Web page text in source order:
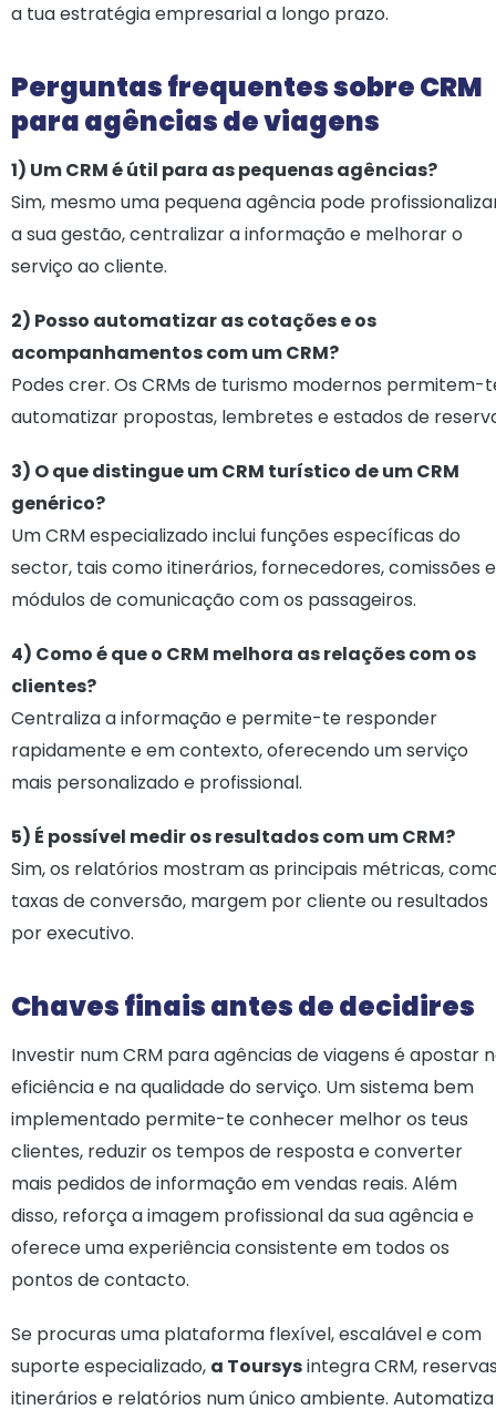
a tua estratégia empresarial a longo prazo.
Perguntas frequentes sobre CRM
para agências de viagens
1) Um CRM é útil para as pequenas agências?
Sim, mesmo uma pequena agência pode
a sua gestão, centralizar a informação e melhorar o
serviço ao cliente.
2) Posso automatizar as cotações e os
acompanhamentos com um CRM?
Podes crer. Os CRMs de turismo modernos permitem-
automatizar propostas, lembretes e estados de
3) O que distingue um CRM turístico de um CRM
genérico?
Um CRM especializado inclui funções específicas do
sector, tais como itinerários, fornecedores, comissões e
módulos de comunicação com os passageiros.
4) Como é que o CRM melhora as relações com os
clientes?
Centraliza a informação e permite-te responder
rapidamente e em contexto, oferecendo um serviço
mais personalizado e profissional.
5) É possível medir os resultados com um CRM?
Sim, os relatórios mostram as principais métricas,
taxas de conversão, margem por cliente ou resultados
por executivo.
Chaves finais antes de decidires
Investir num CRM para agências de viagens é apostar
eficiência e na qualidade do serviço. Um sistema bem
implementado permite-te conhecer melhor os teus
clientes, reduzir os tempos de resposta e converter
mais pedidos de informação em vendas reais. Além
disso, reforça a imagem profissional da sua agência e
oferece uma experiência consistente em todos os
pontos de contacto.
Se procuras uma plataforma flexível, escalável e com
suporte especializado, a Toursysintegra CRM,
itinerários e relatórios num único ambiente. Automatiza